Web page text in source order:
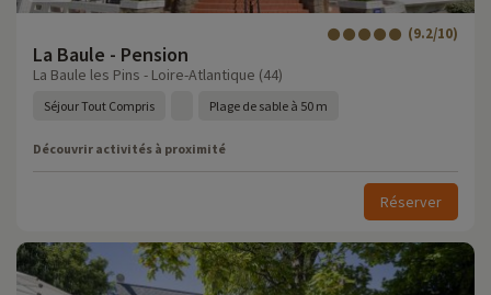
La Baule - Pension
(9.2/10)
La Baule les Pins - Loire-Atlantique (44)
Séjour Tout Compris Plage de sable à 50 m
Découvrir activités à proximité
Réserver